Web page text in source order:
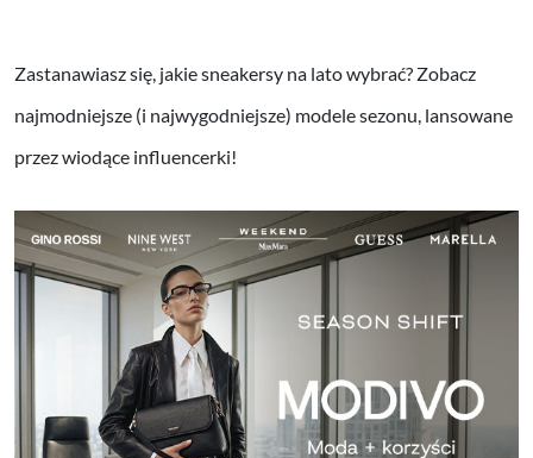
Zastanawiasz się, jakie sneakersy na lato wybrać? Zobacz
najmodniejsze (i najwygodniejsze) modele sezonu, lansowane
przez wiodące influencerki!